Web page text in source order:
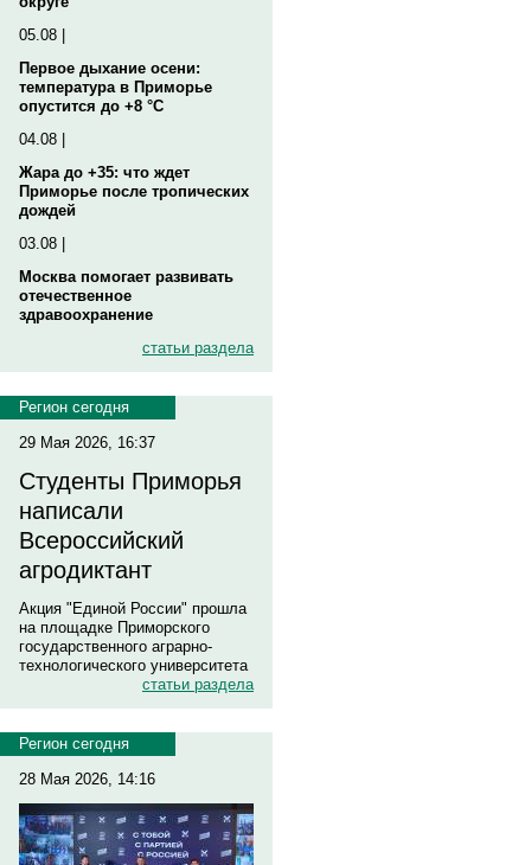
05.08 |
Первое дыхание осени:
температура в Приморье
опустится до +8 °C
04.08 |
Жара до +35: что ждет
Приморье после тропических
дождей
03.08 |
Москва помогает развивать
отечественное
здравоохранение
статьи раздела
Регион сегодня
29 Мая 2026, 16:37
Студенты Приморья
написали
Всероссийский
агродиктант
Акция "Единой России" прошла
на площадке Приморского
государственного аграрно-
технологического университета
статьи раздела
Регион сегодня
28 Мая 2026, 14:16